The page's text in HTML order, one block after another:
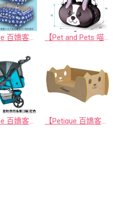
【Petique 百嬌客】海洋寵物床 小/中/大 【Pet and Pets 喵旺家族】立體狗臉托特包
【Petique 百嬌客】寵物推車 藍/紅/黑武士 【Petique 百嬌客】喵喵/旺旺兩用貴族床